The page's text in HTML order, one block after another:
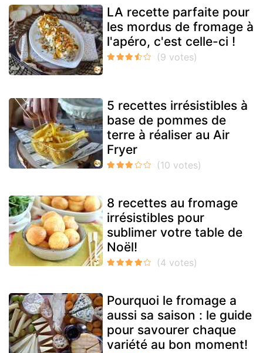
LA recette parfaite pour
les mordus de fromage à
l'apéro, c'est celle-ci !
5 recettes irrésistibles à
base de pommes de
terre à réaliser au Air
Fryer
8 recettes au fromage
irrésistibles pour
sublimer votre table de
Noël!
Pourquoi le fromage a
aussi sa saison : le guide
pour savourer chaque
variété au bon moment!